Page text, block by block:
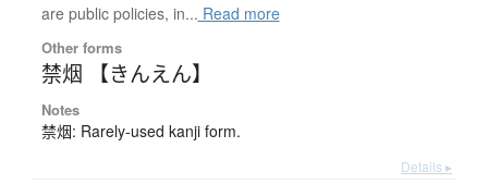
are public policies, in... Read more
Other forms
禁烟 【きんえん】
Notes
禁烟: Rarely-used kanji form.
Details ▸